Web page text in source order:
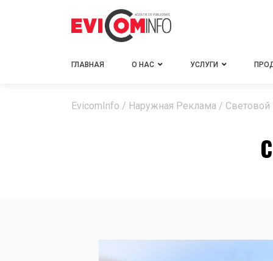
ГЛАВНАЯ О НАС УСЛУГИ
EvicomInfo / Наружная Реклама / Световой